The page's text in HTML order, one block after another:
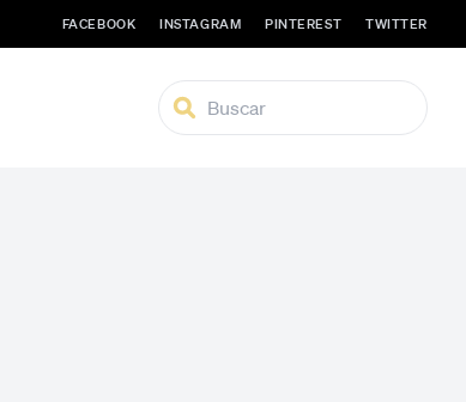
FACEBOOK INSTAGRAM PINTEREST TWITTER